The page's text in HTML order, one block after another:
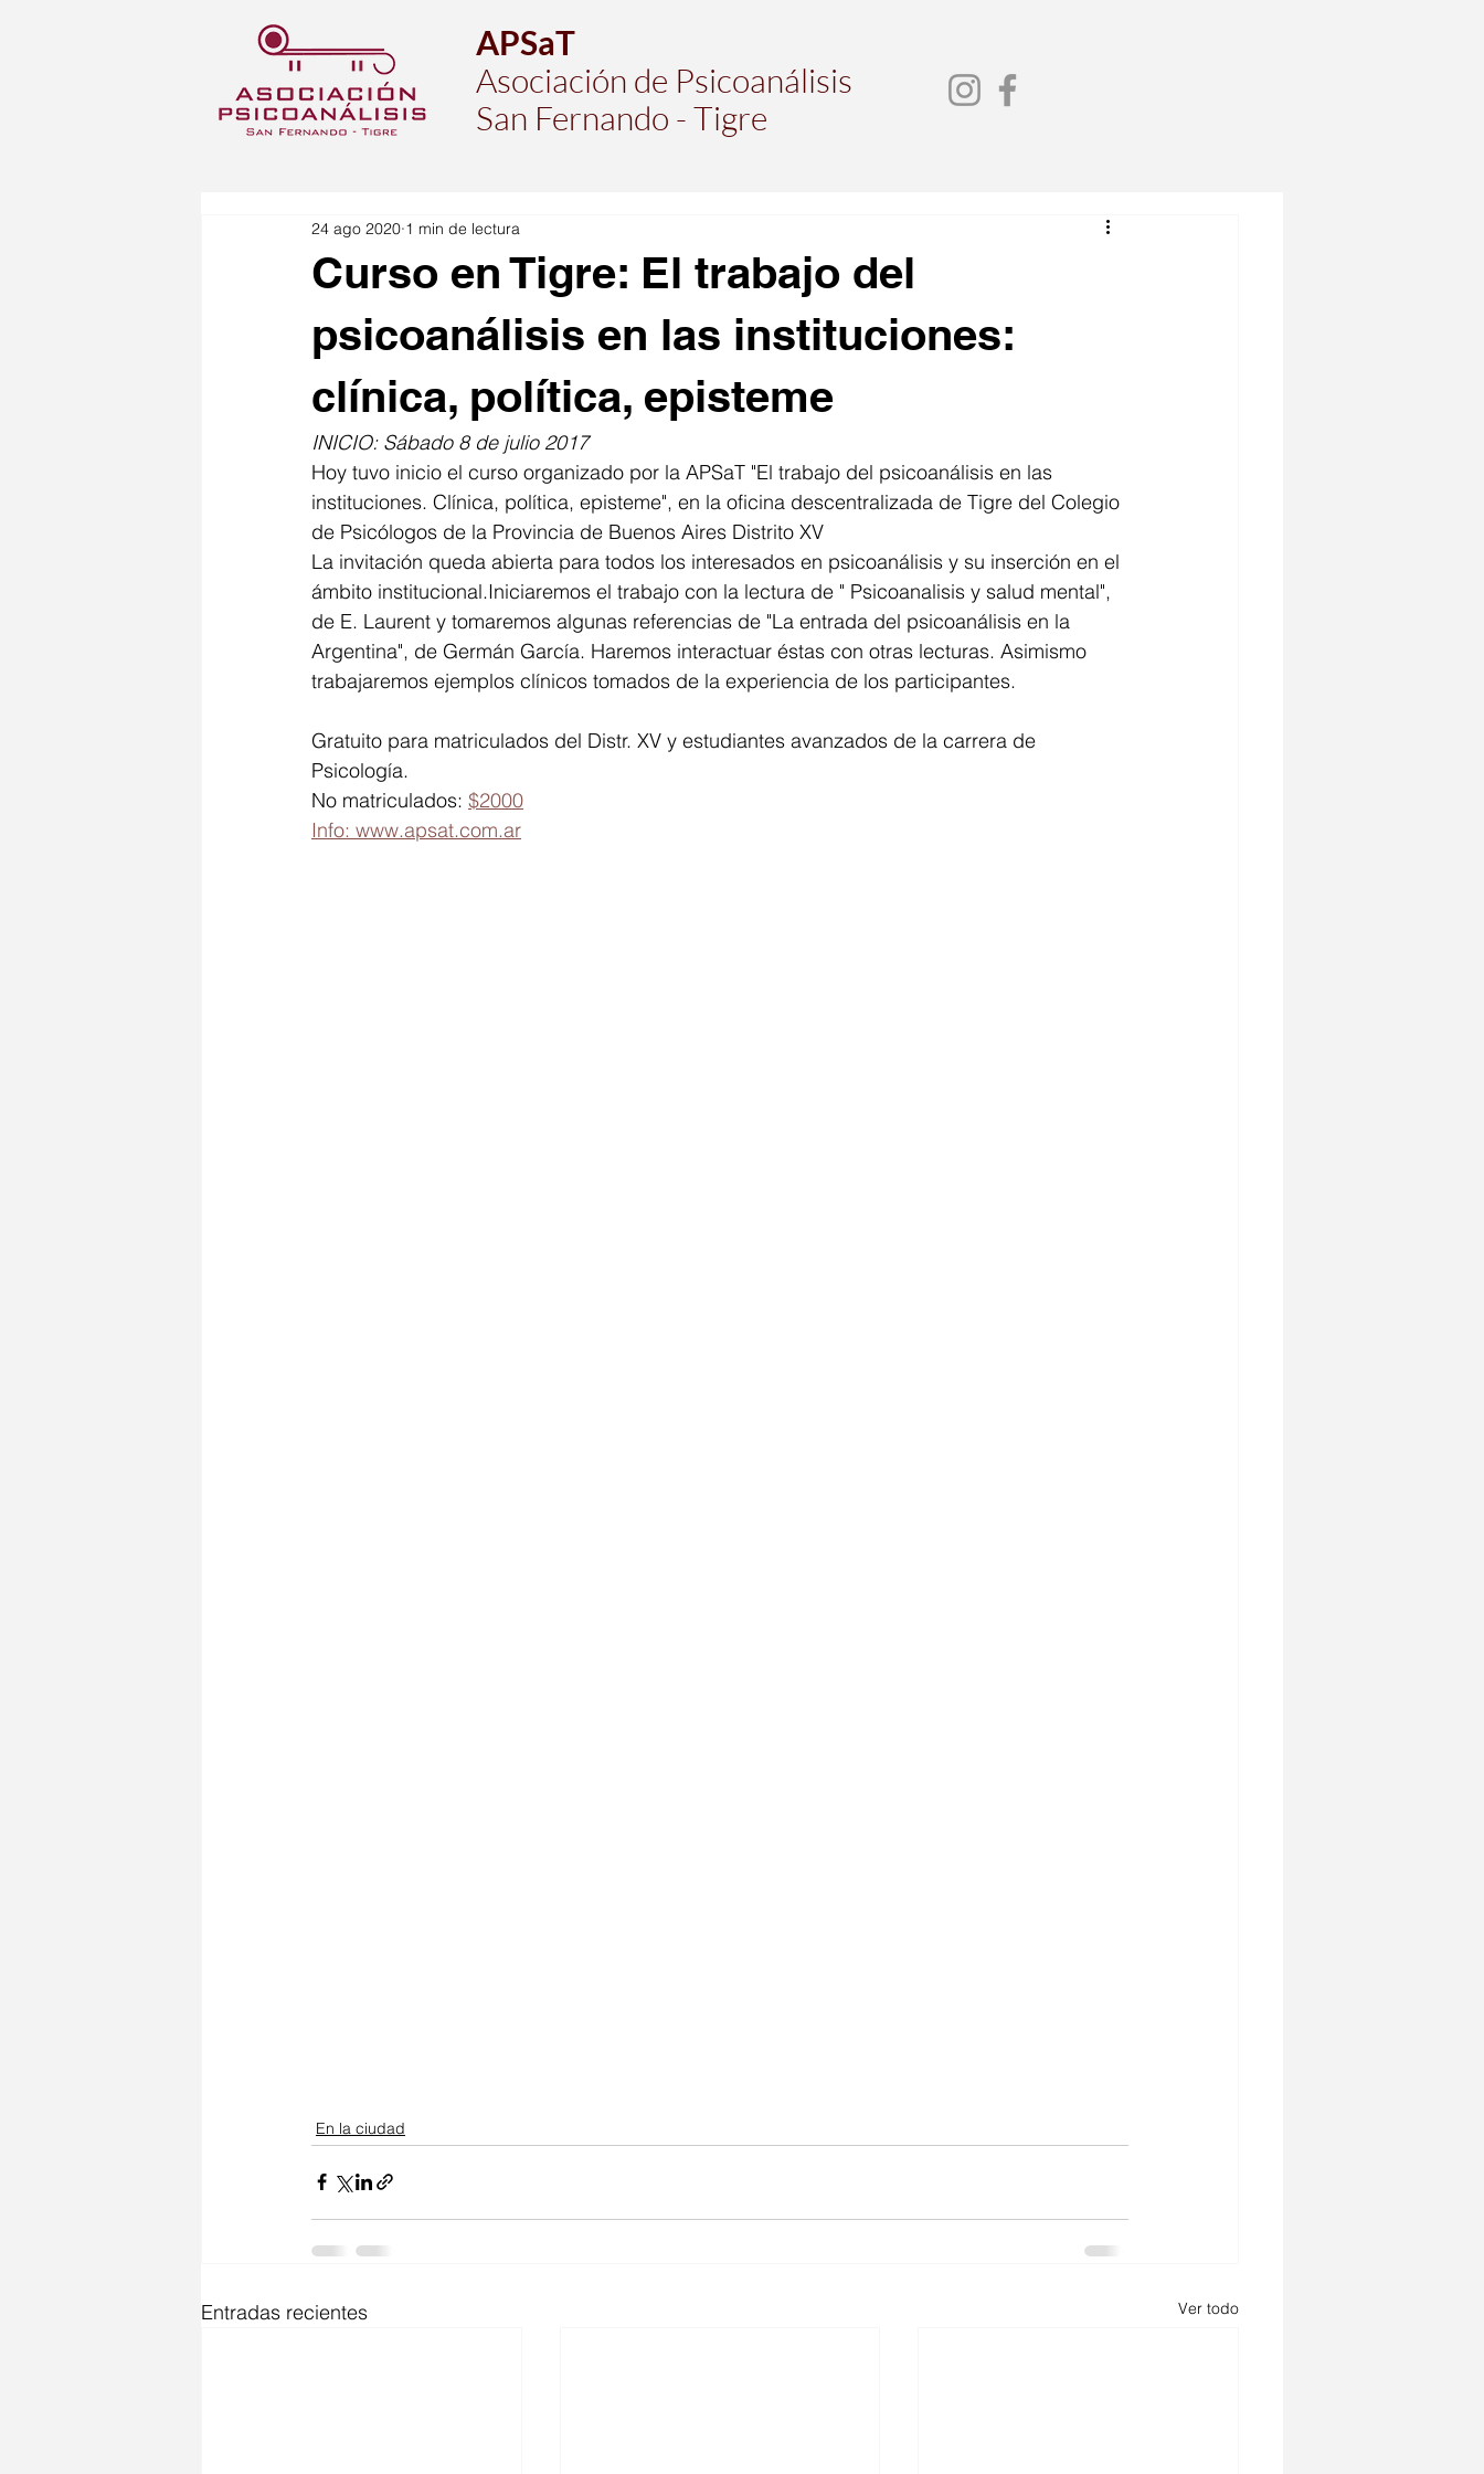
APSaT
Asociación de Psicoanálisis
San Fernando - Tigre
Curso en Tigre: El trabajo del
psicoanálisis en las instituciones:
clínica, política, episteme
24 ago 2020 1 min de lectura
INICIO: Sábado 8 de julio 2017
Hoy tuvo inicio el curso organizado por la APSaT "El trabajo del psicoanálisis en las
instituciones. Clínica, política, episteme", en la oficina descentralizada de Tigre del Colegio
de Psicólogos de la Provincia de Buenos Aires Distrito XV
La invitación queda abierta para todos los interesados en psicoanálisis y su inserción en el
ámbito institucional.Iniciaremos el trabajo con la lectura de " Psicoanalisis y salud mental",
de E. Laurent y tomaremos algunas referencias de "La entrada del psicoanálisis en la
Argentina", de Germán García. Haremos interactuar éstas con otras lecturas. Asimismo
trabajaremos ejemplos clínicos tomados de la experiencia de los participantes.
Gratuito para matriculados del Distr. XV y estudiantes avanzados de la carrera de
Psicología.
No matriculados: $2000
Info: www.apsat.com.ar
En la ciudad
Entradas recientes Ver todo